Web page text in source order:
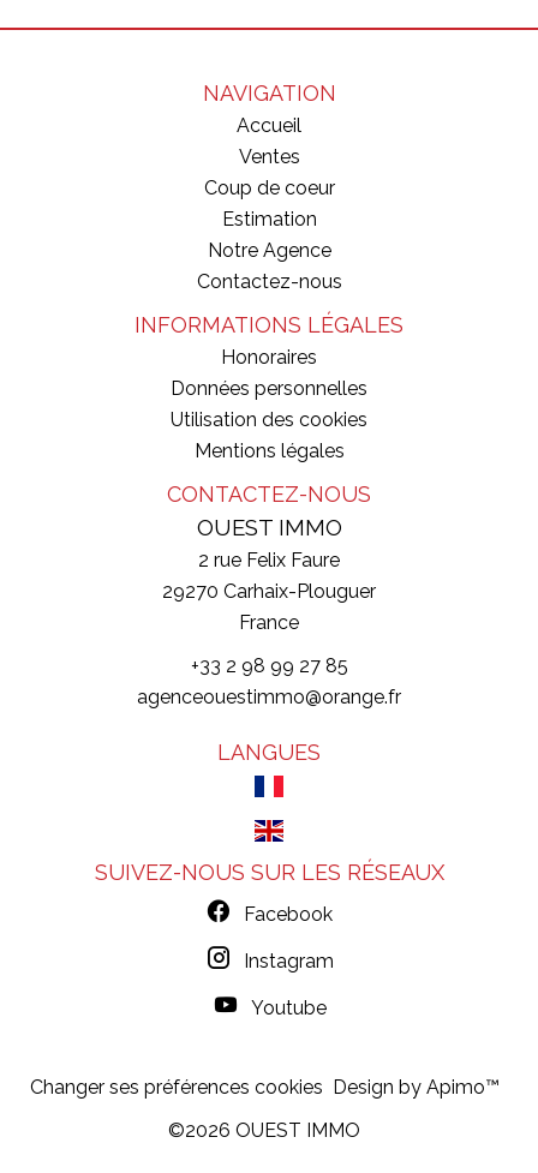
NAVIGATION
Accueil
Ventes
Coup de coeur
Estimation
Notre Agence
Contactez-nous
INFORMATIONS LÉGALES
Honoraires
Données personnelles
Utilisation des cookies
Mentions légales
CONTACTEZ-NOUS
OUEST IMMO
2 rue Felix Faure
29270 Carhaix-Plouguer
France
+33 2 98 99 27 85
agenceouestimmo@orange.fr
LANGUES
SUIVEZ-NOUS SUR LES RÉSEAUX
Facebook
Instagram
Youtube
Changer ses préférences cookies Design by Apimo™
©2026 OUEST IMMO